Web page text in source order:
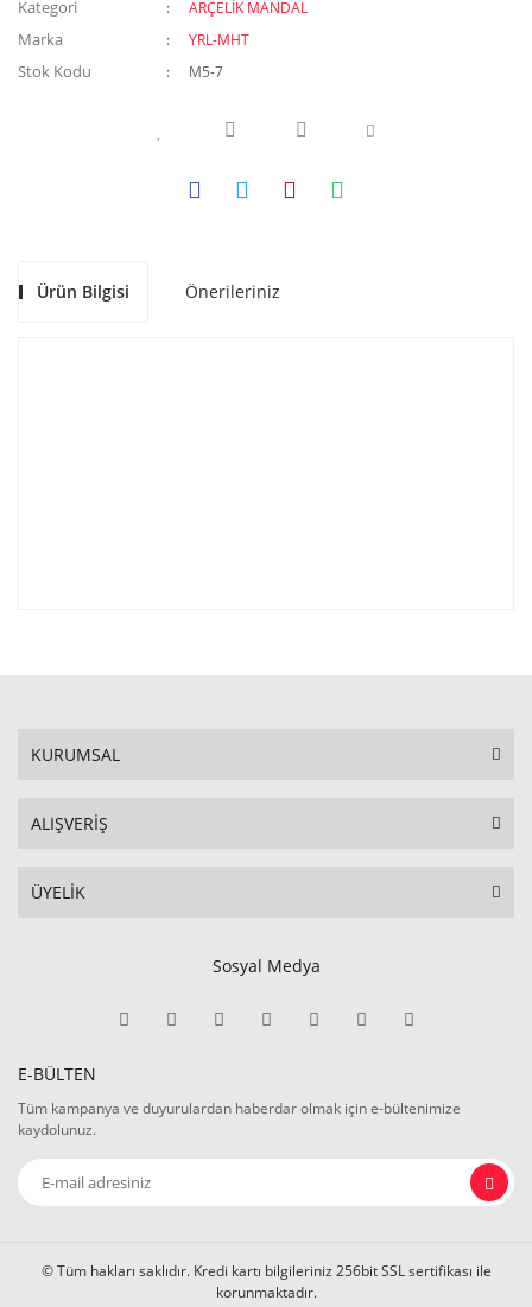
Kategori ARÇELİK MANDAL
Marka YRL-MHT
Stok Kodu M5-7
Ürün Bilgisi Önerileriniz
KURUMSAL
ALIŞVERİŞ
ÜYELİK
Sosyal Medya
E-BÜLTEN
Tüm kampanya ve duyurulardan haberdar olmak için e-bültenimize
kaydolunuz.
© Tüm hakları saklıdır. Kredi kartı bilgileriniz 256bit SSL sertifikası ile
korunmaktadır.